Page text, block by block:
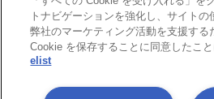
サポート
サポート情報
トナビゲーションを強化し、サイトの
弊社のマーケティング活動を支援する
Cookie を保存することに同意したこ
elist